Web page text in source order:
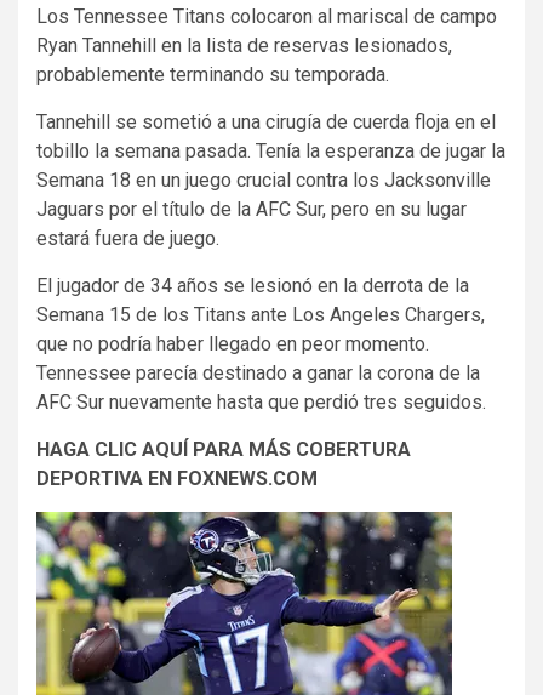
Los Tennessee Titans colocaron al mariscal de campo
Ryan Tannehill en la lista de reservas lesionados,
probablemente terminando su temporada.
Tannehill se sometió a una cirugía de cuerda floja en el
tobillo la semana pasada. Tenía la esperanza de jugar la
Semana 18 en un juego crucial contra los Jacksonville
Jaguars por el título de la AFC Sur, pero en su lugar
estará fuera de juego.
El jugador de 34 años se lesionó en la derrota de la
Semana 15 de los Titans ante Los Angeles Chargers,
que no podría haber llegado en peor momento.
Tennessee parecía destinado a ganar la corona de la
AFC Sur nuevamente hasta que perdió tres seguidos.
HAGA CLIC AQUÍ PARA MÁS COBERTURA
DEPORTIVA EN FOXNEWS.COM